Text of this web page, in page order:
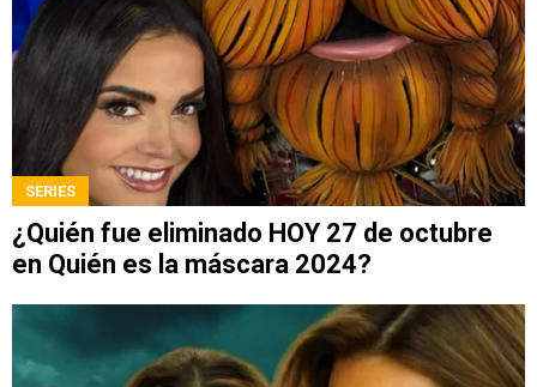
SERIES
¿Quién fue eliminado HOY 27 de octubre
en Quién es la máscara 2024?